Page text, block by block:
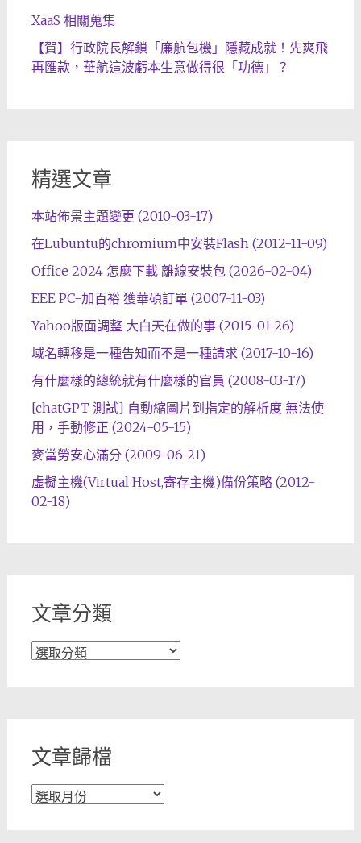
XaaS 相關蒐集
【賀】行政院長解鎖「廉航包機」隱藏成就！先爽飛
再匯款，華航這波虧本生意做得很「功德」？
精選文章
本站佈景主題變更 (2010-03-17)
在Lubuntu的chromium中安裝Flash (2012-11-09)
Office 2024 怎麼下載 離線安裝包 (2026-02-04)
EEE PC-加百裕 獲華碩訂單 (2007-11-03)
Yahoo版面調整 大白天在做的事 (2015-01-26)
域名轉移是一種告知而不是一種請求 (2017-10-16)
有什麼樣的總統就有什麼樣的官員 (2008-03-17)
[chatGPT 測試] 自動縮圖片到指定的解析度 無法使
用，手動修正 (2024-05-15)
麥當勞安心滿分 (2009-06-21)
虛擬主機(Virtual Host,寄存主機)備份策略 (2012-
02-18)
文章分類
文
文章歸檔
文